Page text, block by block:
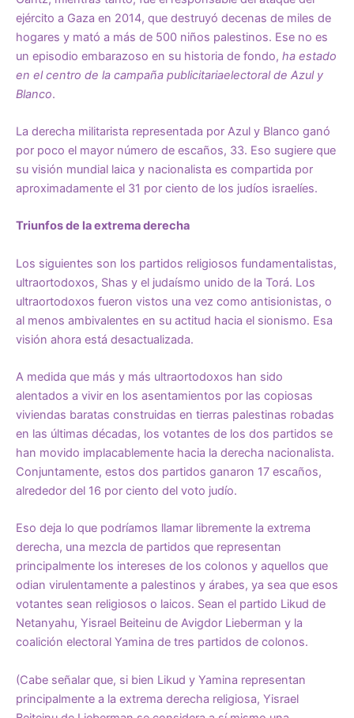
ejército a Gaza en 2014, que destruyó decenas de miles de
hogares y mató a más de 500 niños palestinos. Ese no es
un episodio embarazoso en su historia de fondo, ha estado
en el centro de la campaña publicitariaelectoralde Azul y
Blanco.
La derecha militarista representada por Azul y Blanco ganó
por poco el mayor número de escaños, 33. Eso sugiere que
su visión mundial laica y nacionalista es compartida por
aproximadamente el 31 por ciento de los judíos israelíes.
Triunfos de la extrema derecha
Los siguientes son los partidos religiosos fundamentalistas,
ultraortodoxos, Shas y el judaísmo unido de la Torá. Los
ultraortodoxos fueron vistos una vez como antisionistas, o
al menos ambivalentes en su actitud hacia el sionismo. Esa
visión ahora está desactualizada.
A medida que más y más ultraortodoxos han sido
alentados a vivir en los asentamientos por las copiosas
viviendas baratas construidas en tierras palestinas robadas
en las últimas décadas, los votantes de los dos partidos se
han movido implacablemente hacia la derecha nacionalista.
Conjuntamente, estos dos partidos ganaron 17 escaños,
alrededor del 16 por ciento del voto judío.
Eso deja lo que podríamos llamar libremente la extrema
derecha, una mezcla de partidos que representan
principalmente los intereses de los colonos y aquellos que
odian virulentamente a palestinos y árabes, ya sea que esos
votantes sean religiosos o laicos. Sean el partido Likud de
Netanyahu, Yisrael Beiteinu de Avigdor Lieberman y la
coalición electoral Yamina de tres partidos de colonos.
(Cabe señalar que, si bien Likud y Yamina representan
principalmente a la extrema derecha religiosa, Yisrael